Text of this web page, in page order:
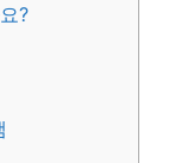
?